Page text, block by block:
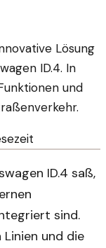
Lösung
ID.4. In
und
ID.4 saß,
sind.
und die